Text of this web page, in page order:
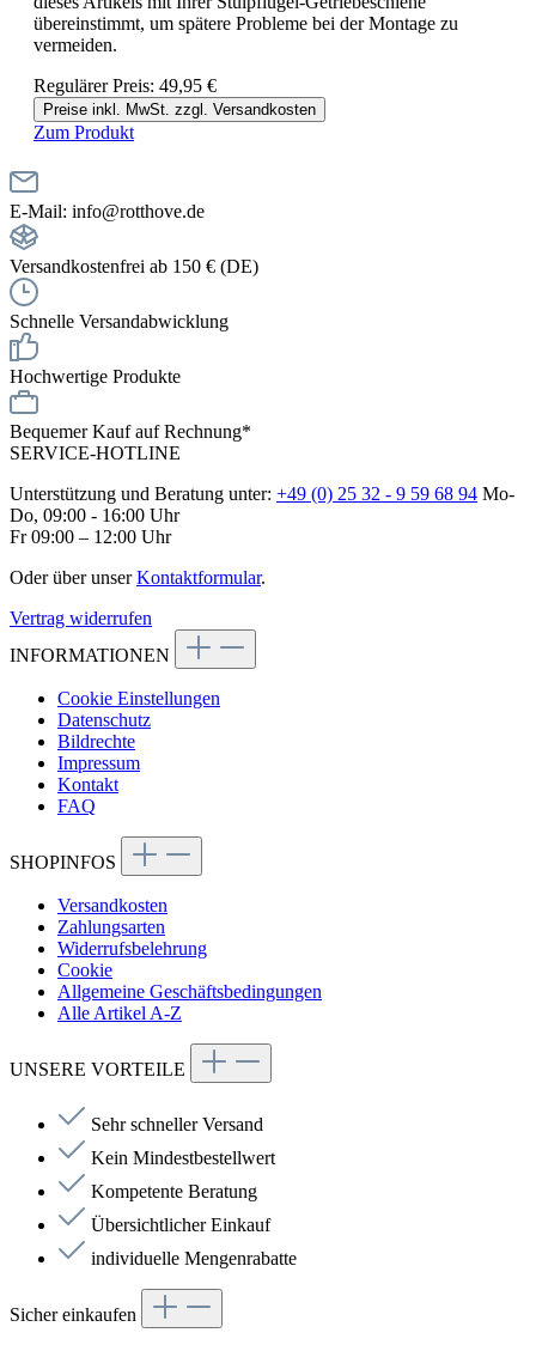
übereinstimmt, um spätere Probleme bei der Montage zu
vermeiden.
Regulärer Preis: 49,95 €
Preise inkl. MwSt. zzgl. Versandkosten
Zum Produkt
E-Mail: info@rotthove.de
Versandkostenfrei ab 150 € (DE)
Schnelle Versandabwicklung
Hochwertige Produkte
Bequemer Kauf auf Rechnung*
SERVICE-HOTLINE
Unterstützung und Beratung unter: +49 (0) 25 32 - 9 59 68 94 Mo-
Do, 09:00 - 16:00 Uhr
Fr 09:00 – 12:00 Uhr
Oder über unserKontaktformular.
Vertrag widerrufen
INFORMATIONEN
Cookie Einstellungen
Datenschutz
Bildrechte
Impressum
Kontakt
FAQ
SHOPINFOS
Versandkosten
Zahlungsarten
Widerrufsbelehrung
Cookie
Allgemeine Geschäftsbedingungen
Alle Artikel A-Z
UNSERE VORTEILE
Sehr schneller Versand
Kein Mindestbestellwert
Kompetente Beratung
Übersichtlicher Einkauf
individuelle Mengenrabatte
Sicher einkaufen